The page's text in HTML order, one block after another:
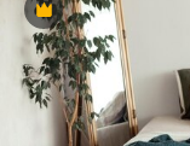
Премиум